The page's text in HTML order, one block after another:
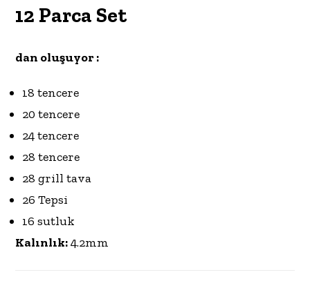
12 Parca Set
dan oluşuyor :
18 tencere
20 tencere
24 tencere
28 tencere
28 grill tava
26 Tepsi
16 sutluk
Kalınlık:4.2mm